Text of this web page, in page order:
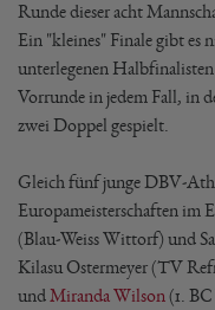
Runde dieser acht
Ein "kleines" Finale gibt es
unterlegenen
Vorrunde in jedem Fall, in
zwei Doppel gespielt.
Gleich fünf junge DBV-
Europameisterschaften im
(Blau-Weiss Wittorf) und
Kilasu Ostermeyer (TV
undMiranda Wilson (1.